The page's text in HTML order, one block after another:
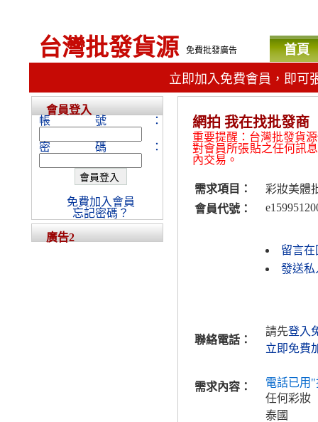
台灣批發貨源 免費批發廣告 首頁
立即加入免費會員，即可
網拍 我在找批發商
重要提醒：台灣批發貨
對會員所張貼之任何訊
內交易。
需求項目：
彩妝美體
會員代號：
留言
發送私
聯絡電話：
請先登入
立即免費
需求內容：
電話已用
任何彩妝
泰國
會員登入
帳號：
密碼：
免費加入會員
忘記密碼？
廣告2